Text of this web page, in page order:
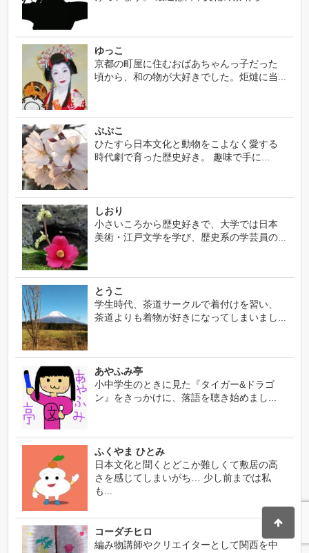
ゆっこ
京都の町屋に住むおばあちゃんっ子だった
頃から、和の物が大好きでした。炬燵に当...
ぷぷこ
ひたすら日本文化と動物をこよなく愛する
時代劇で育った歴史好き。 趣味で手に...
しおり
小さいころから歴史好きで、大学では日本
美術・江戸文学を学び、歴史系の学芸員の...
とうこ
学生時代、茶道サークルで着付けを習い、
茶道よりも着物が好きになってしまいまし...
あやふみ亭
小中学生のときに見た『タイガー&ドラゴ
ン』をきっかけに、落語を聴き始めまし...
ふくやま ひとみ
日本文化と聞くとどこか難しくて敷居の高
さを感じてしまいがち… 少し前までは私
も...
コーダチヒロ
編み物講師やクリエイターとして関西を中